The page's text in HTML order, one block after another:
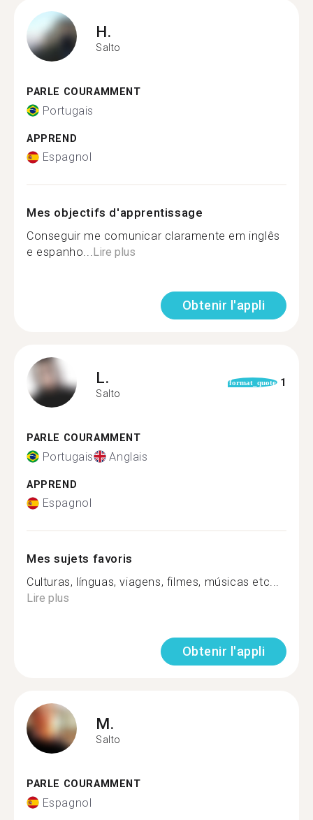
H.
Salto
PARLE COURAMMENT
Portugais
APPREND
Espagnol
Mes objectifs d'apprentissage
Conseguir me comunicar claramente em inglês
e espanho...Lire plus
Obtenir l'appli
L.
Salto
format_quote 1
PARLE COURAMMENT
Portugais Anglais
APPREND
Espagnol
Mes sujets favoris
Culturas, línguas, viagens, filmes, músicas etc...
Lire plus
Obtenir l'appli
M.
Salto
PARLE COURAMMENT
Espagnol